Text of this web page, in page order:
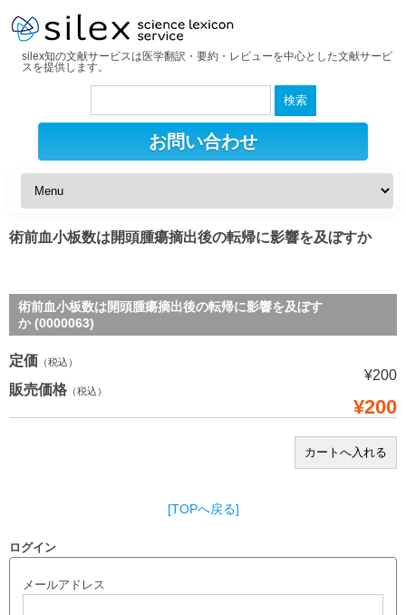
silex知の文献サービスは医学翻訳・要約・レビューを中心とした文献サービ
スを提供します。
検
お問い合わせ
術前血小板数は開頭腫瘍摘出後の転帰に影響を及ぼすか
術前血小板数は開頭腫瘍摘出後の転帰に影響を及ぼす
か (0000063)
定価 （税込）
¥200
販売価格 （税込）
¥200
[TOPへ戻る]
ログイン
メールアドレス